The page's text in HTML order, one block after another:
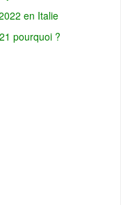
en Italie
pourquoi ?